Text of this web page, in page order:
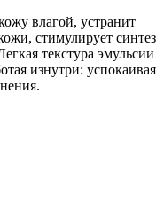
влагой, устранит
стимулирует синтез
текстура эмульсии
изнутри: успокаивая